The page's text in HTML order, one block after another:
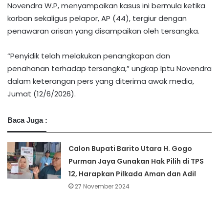
Novendra W.P, menyampaikan kasus ini bermula ketika
korban sekaligus pelapor, AP (44), tergiur dengan
penawaran arisan yang disampaikan oleh tersangka. ‎‎
“Penyidik telah melakukan penangkapan dan
penahanan terhadap tersangka,” ungkap Iptu Novendra
dalam keterangan pers yang diterima awak media,
Jumat (12/6/2026).
Baca Juga :
Calon Bupati Barito Utara H. Gogo
Purman Jaya Gunakan Hak Pilih di TPS
12, Harapkan Pilkada Aman dan Adil
27 November 2024